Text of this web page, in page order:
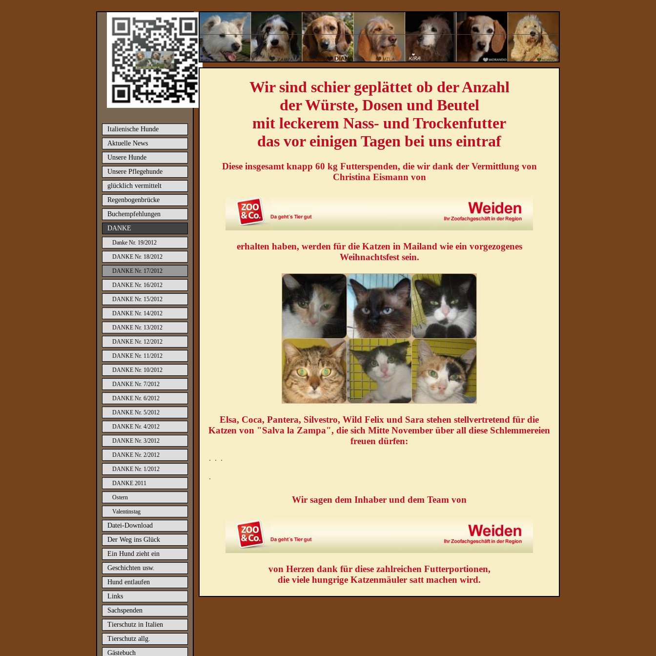
Italienische Hunde
Aktuelle News
Unsere Hunde
Unsere Pflegehunde
glücklich vermittelt
Regenbogenbrücke
Buchempfehlungen
DANKE
Danke Nr. 19/2012
DANKE Nr. 18/2012
DANKE Nr. 17/2012
DANKE Nr. 16/2012
DANKE Nr. 15/2012
DANKE Nr. 14/2012
DANKE Nr. 13/2012
DANKE Nr. 12/2012
DANKE Nr. 11/2012
DANKE Nr. 10/2012
DANKE Nr. 7/2012
DANKE Nr. 6/2012
DANKE Nr. 5/2012
DANKE Nr. 4/2012
DANKE Nr. 3/2012
DANKE Nr. 2/2012
DANKE Nr. 1/2012
DANKE 2011
Ostern
Valentinstag
Datei-Download
Der Weg ins Glück
Ein Hund zieht ein
Geschichten usw.
Hund entlaufen
Links
Sachspenden
Tierschutz in Italien
Tierschutz allg.
Gästebuch
Wir sind schier geplättet ob der Anzahl
der Würste, Dosen und Beutel
mit leckerem Nass- und Trockenfutter
das vor einigen Tagen bei uns eintraf
Diese insgesamt knapp 60 kg Futterspenden, die wir dank der Vermittlung von
Christina Eismann von
erhalten haben, werden für die Katzen in Mailand wie ein vorgezogenes
Weihnachtsfest sein.
Elsa, Coca, Pantera, Silvestro, Wild Felix und Sara stehen stellvertretend für die
Katzen von "Salva la Zampa", die sich Mitte November über all diese Schlemmereien
freuen dürfen:
Wir sagen dem Inhaber und dem Team von
von Herzen dank für diese zahlreichen Futterportionen,
die viele hungrige Katzenmäuler satt machen wird.